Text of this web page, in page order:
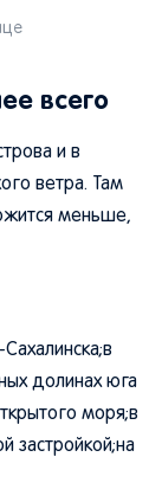
всего
и в
ветра. Там
меньше,
долинах юга
моря;в
застройкой;на